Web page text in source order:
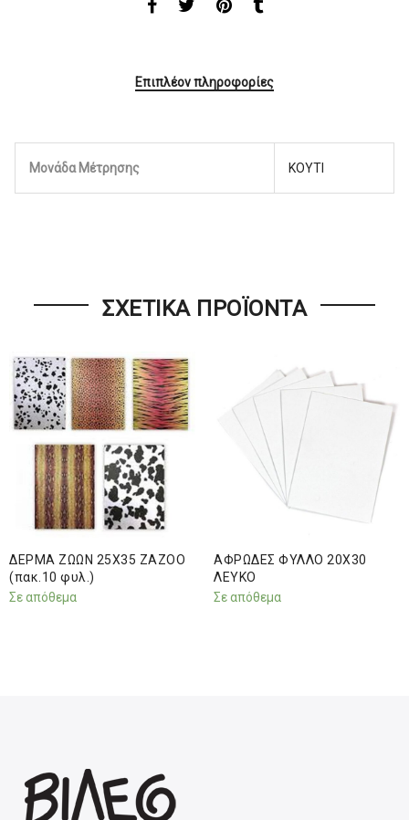
Επιπλέον πληροφορίες
Μονάδα Μέτρησης ΚΟΥΤΙ
ΣΧΕΤΙΚΆ ΠΡΟΪΌΝΤΑ
ΔΕΡΜΑ ΖΩΩΝ 25Χ35 ZAZOO
(πακ.10 φυλ.)
Σε απόθεμα
ΑΦΡΩΔΕΣ ΦΥΛΛΟ 20Χ30
ΛΕΥΚΟ
Σε απόθεμα